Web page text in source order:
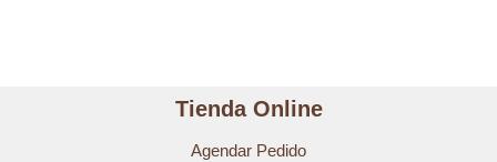
Tienda Online
Agendar Pedido